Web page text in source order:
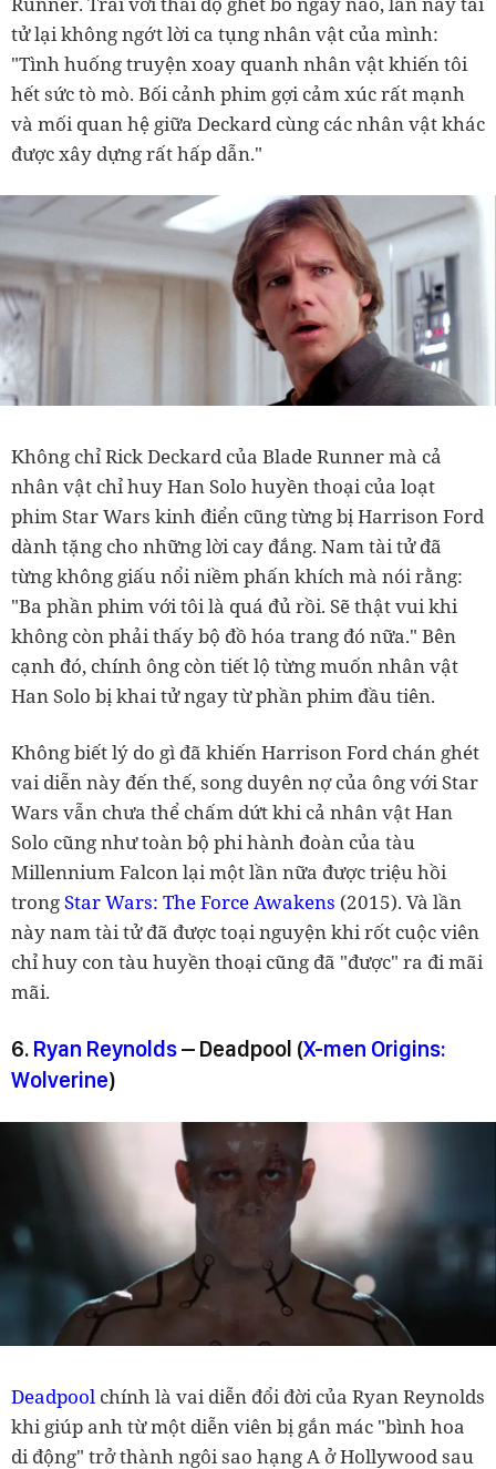
tử lại không ngớt lời ca tụng nhân vật của mình:
"Tình huống truyện xoay quanh nhân vật khiến tôi
hết sức tò mò. Bối cảnh phim gợi cảm xúc rất mạnh
và mối quan hệ giữa Deckard cùng các nhân vật khác
được xây dựng rất hấp dẫn."
Không chỉ Rick Deckard của Blade Runner mà cả
nhân vật chỉ huy Han Solo huyền thoại của loạt
phim Star Wars kinh điển cũng từng bị Harrison Ford
dành tặng cho những lời cay đắng. Nam tài tử đã
từng không giấu nổi niềm phấn khích mà nói rằng:
"Ba phần phim với tôi là quá đủ rồi. Sẽ thật vui khi
không còn phải thấy bộ đồ hóa trang đó nữa." Bên
cạnh đó, chính ông còn tiết lộ từng muốn nhân vật
Han Solo bị khai tử ngay từ phần phim đầu tiên.
Không biết lý do gì đã khiến Harrison Ford chán ghét
vai diễn này đến thế, song duyên nợ của ông với Star
Wars vẫn chưa thể chấm dứt khi cả nhân vật Han
Solo cũng như toàn bộ phi hành đoàn của tàu
Millennium Falcon lại một lần nữa được triệu hồi
trongStar Wars: The Force Awakens (2015). Và lần
này nam tài tử đã được toại nguyện khi rốt cuộc viên
chỉ huy con tàu huyền thoại cũng đã "được" ra đi mãi
mãi.
6. Ryan Reynolds– Deadpool (X-men Origins:
Wolverine)
Deadpool chính là vai diễn đổi đời của Ryan Reynolds
khi giúp anh từ một diễn viên bị gắn mác "bình hoa
di động" trở thành ngôi sao hạng A ở Hollywood sau